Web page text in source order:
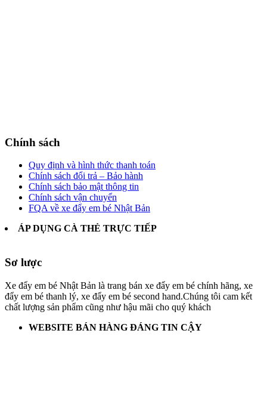
Chính sách
Quy định và hình thức thanh toán
Chính sách đổi trả – Bảo hành
Chính sách bảo mật thông tin
Chính sách vận chuyển
FQA về xe đẩy em bé Nhật Bản
ÁP DỤNG CÀ THẺ TRỰC TIẾP
Sơ lược
Xe đẩy em bé Nhật Bản là trang bán xe đẩy em bé chính hãng, xe
đẩy em bé thanh lý, xe đẩy em bé second hand.Chúng tôi cam kết
chất lượng sản phẩm cũng như hậu mãi cho quý khách
WEBSITE BÁN HÀNG ĐÁNG TIN CẬY